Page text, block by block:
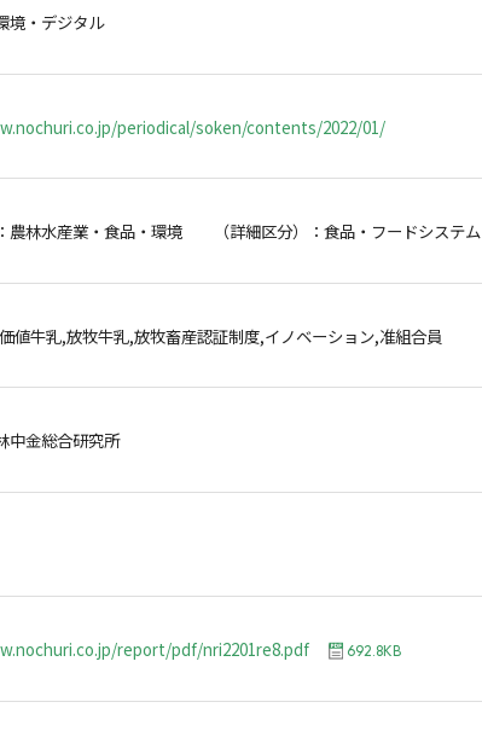
境・デジタル
periodical/soken/contents/2022/01/
：農林水産業・食品・環境 （詳細区分）：食品・フードシステム
値牛乳,放牧牛乳,放牧畜産認証制度,イノベーション,准組合員
中金総合研究所
report/pdf/nri2201re8.pdf 692.8KB